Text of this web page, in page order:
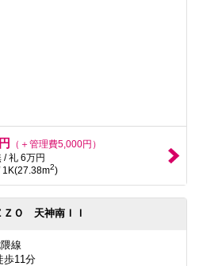
（＋管理費5,000円）
/ 礼 6万円
1K(27.38m2)
Ｏ 天神南ＩＩ
線
歩11分